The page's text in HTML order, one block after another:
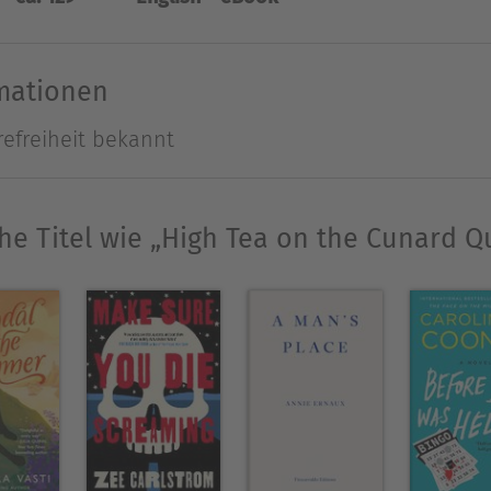
Paul has worked, travelled upon or
bekannt
Titel wie „High Tea on the Cunard